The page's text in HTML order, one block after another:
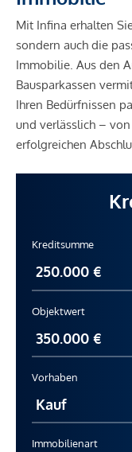
Mit Infina erhalten
sondern auch die
Immobilie. Aus den
Bausparkassen
Ihren Bedürfnissen
und verlässlich –
erfolgreichen
Kreditsumme
Objektwert
Vorhaben
Immobilienart